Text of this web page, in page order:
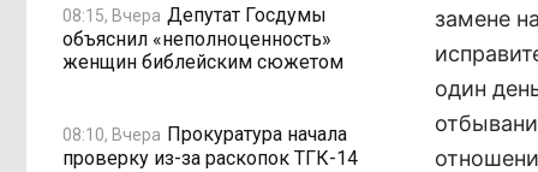
08:15, Вчера Депутат Госдумы
объяснил «неполноценность»
женщин библейским сюжетом
08:10, Вчера Прокуратура начала
проверку из-за раскопок ТГК-14
замене
один